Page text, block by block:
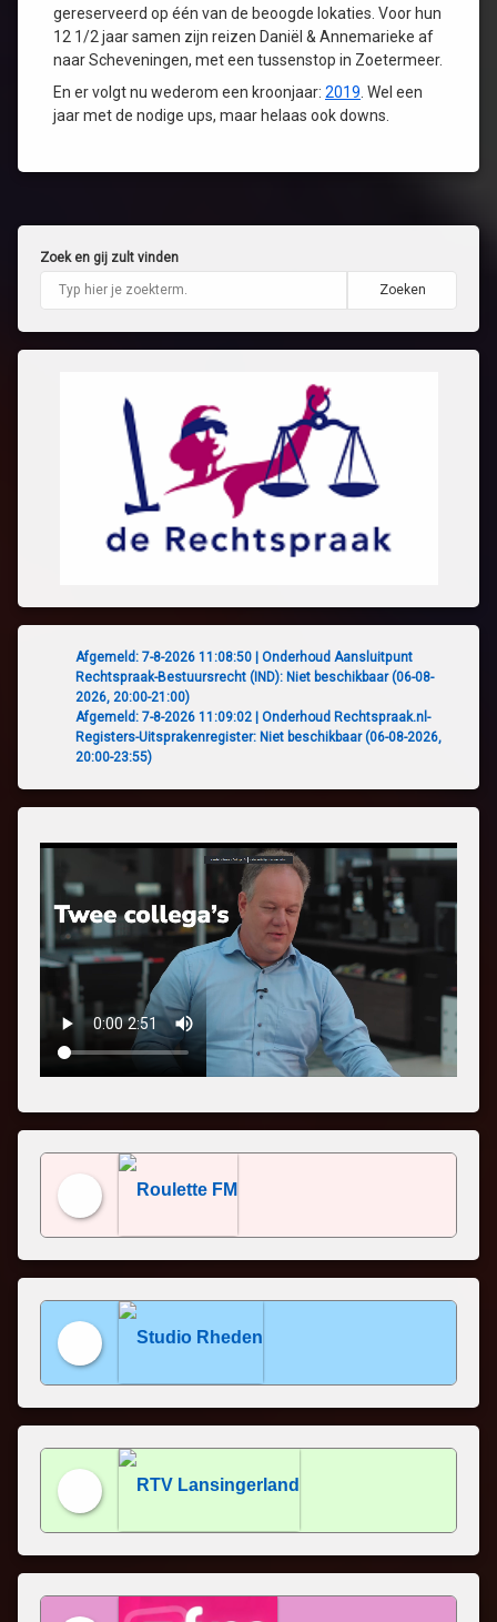
gereserveerd op één van de beoogde lokaties. Voor hun
12 1/2 jaar samen zijn reizen Daniël & Annemarieke af
naar Scheveningen, met een tussenstop in Zoetermeer.
En er volgt nu wederom een kroonjaar: 2019 . Wel een
jaar met de nodige ups, maar helaas ook downs.
Zoek en gij zult vinden
Zoeken
Afgemeld: 7-8-2026 11:08:50 | Onderhoud Aansluitpunt
Rechtspraak-Bestuursrecht (IND): Niet beschikbaar (06-08-
2026, 20:00-21:00)
Afgemeld: 7-8-2026 11:09:02 | Onderhoud Rechtspraak.nl-
Registers-Uitsprakenregister: Niet beschikbaar (06-08-2026,
20:00-23:55)